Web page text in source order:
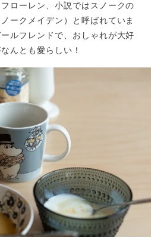
ローレン、小説ではスノークの
ークメイデン）と呼ばれていま
ルフレンドで、おしゃれが大好
んとも愛らしい！